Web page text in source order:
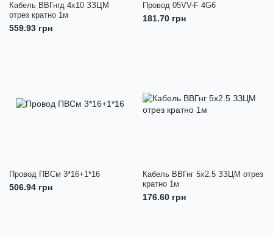
Кабель ВВГнгд 4х10 ЗЗЦМ
отрез кратно 1м
559.93 грн
Провод 05VV-F 4G6
181.70 грн
Провод ПВСм 3*16+1*16
506.94 грн
Кабель ВВГнг 5х2.5 ЗЗЦМ отрез
кратно 1м
176.60 грн